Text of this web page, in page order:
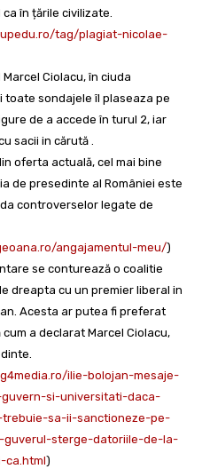
în țările civilizate.
tag/plagiat-nicolae-
Ciolacu, în ciuda
toate sondajele îl plaseaza pe
de a accede în turul 2, iar
sacii in cărută .
oferta actuală, cel mai bine
de presedinte al României este
controverselor legate de
angajamentul-meu/)
se conturează o coalitie
dreapta cu un premier liberal in
Acesta ar putea fi preferat
cum a declarat Marcel Ciolacu,
ilie-bolojan-mesaje-
si-universitati-daca-
sa-ii-sanctioneze-pe-
guverul-sterge-datoriile-de-la-
ca.html)